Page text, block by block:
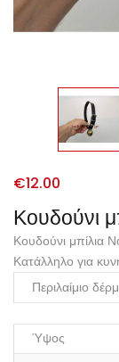
Κουδούνι
€12.00
Κουδούνι μπίλια
Κατάλληλο για
Περιλαίμιο
Ύψος